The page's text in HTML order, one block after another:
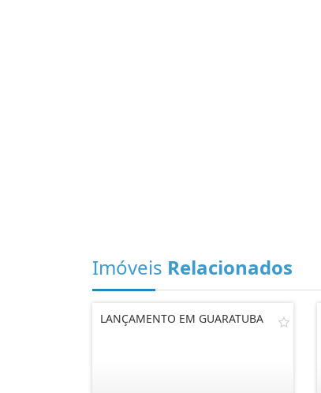
Imóveis Relacionados
LANÇAMENTO EM GUARATUBA